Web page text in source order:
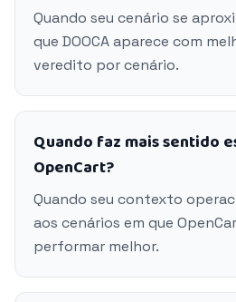
Quando seu cenário se
que DOOCA aparece com
veredito por cenário.
Quando faz mais sentido
OpenCart?
Quando seu contexto
aos cenários em que
performar melhor.